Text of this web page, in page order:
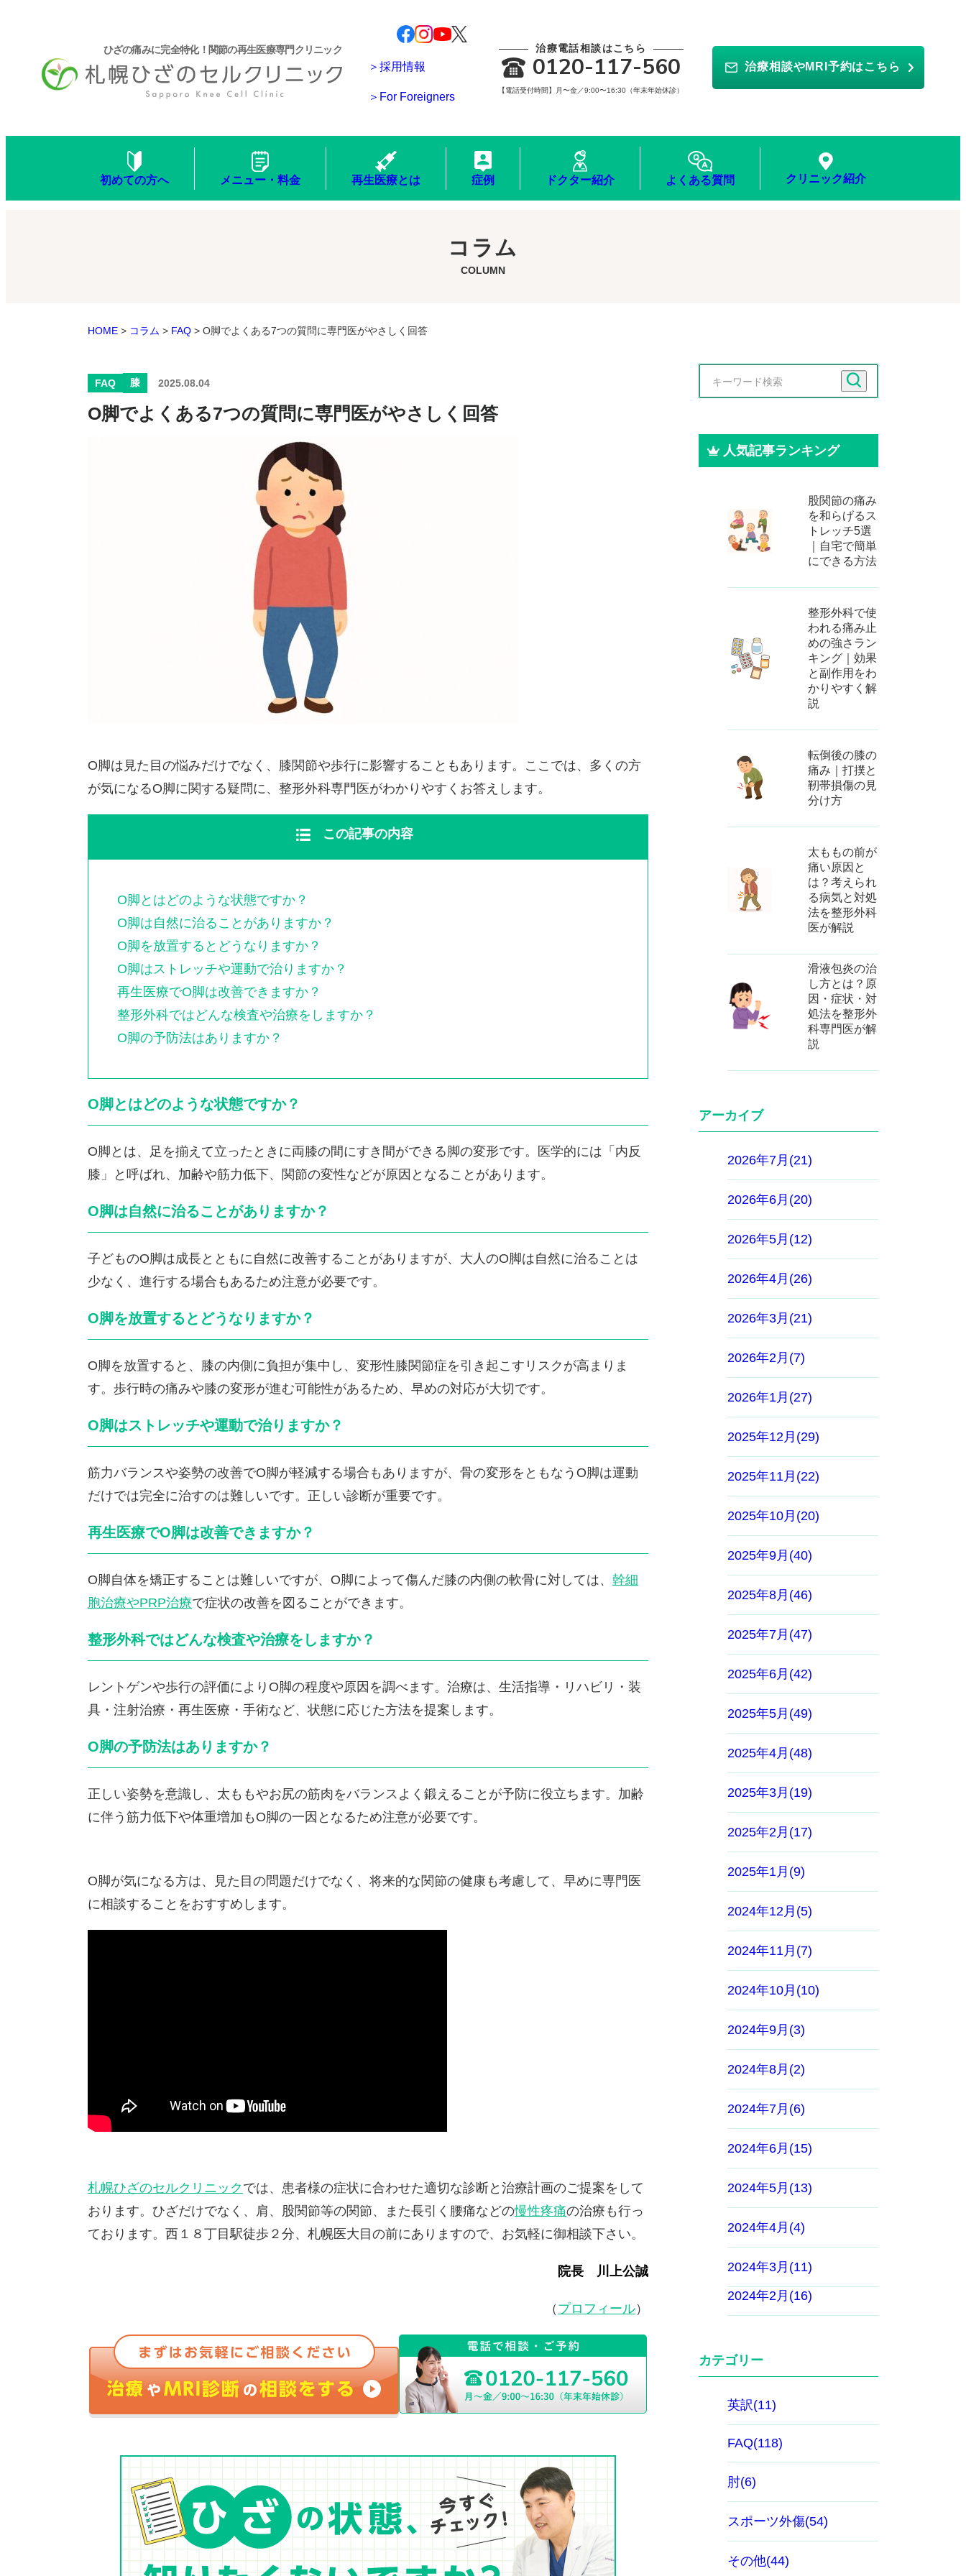
ひざの痛みに完全特化！関節の再生医療専門クリニック
＞採用情報
＞For Foreigners
治療電話相談はこちら
0120-117-560
【電話受付時間】月〜金／9:00〜16:30（年末年始休診）
治療相談やMRI予約はこちら
初めての方へ メニュー・料金 再生医療とは 症例 ドクター紹介 よくある質問 クリニック紹介
コラム
COLUMN
HOME > コラム > FAQ > O脚でよくある7つの質問に専門医がやさしく回答
FAQ 膝 2025.08.04
O脚でよくある7つの質問に専門医がやさしく回答
O脚は見た目の悩みだけでなく、膝関節や歩行に影響することもあります。ここでは、多くの方
が気になるO脚に関する疑問に、整形外科専門医がわかりやすくお答えします。
この記事の内容
O脚とはどのような状態ですか？
O脚は自然に治ることがありますか？
O脚を放置するとどうなりますか？
O脚はストレッチや運動で治りますか？
再生医療でO脚は改善できますか？
整形外科ではどんな検査や治療をしますか？
O脚の予防法はありますか？
O脚とはどのような状態ですか？
O脚とは、足を揃えて立ったときに両膝の間にすき間ができる脚の変形です。医学的には「内反
膝」と呼ばれ、加齢や筋力低下、関節の変性などが原因となることがあります。
O脚は自然に治ることがありますか？
子どものO脚は成長とともに自然に改善することがありますが、大人のO脚は自然に治ることは
少なく、進行する場合もあるため注意が必要です。
O脚を放置するとどうなりますか？
O脚を放置すると、膝の内側に負担が集中し、変形性膝関節症を引き起こすリスクが高まりま
す。歩行時の痛みや膝の変形が進む可能性があるため、早めの対応が大切です。
O脚はストレッチや運動で治りますか？
筋力バランスや姿勢の改善でO脚が軽減する場合もありますが、骨の変形をともなうO脚は運動
だけでは完全に治すのは難しいです。正しい診断が重要です。
再生医療でO脚は改善できますか？
O脚自体を矯正することは難しいですが、O脚によって傷んだ膝の内側の軟骨に対しては、 幹細
胞治療やPRP治療で症状の改善を図ることができます。
整形外科ではどんな検査や治療をしますか？
レントゲンや歩行の評価によりO脚の程度や原因を調べます。治療は、生活指導・リハビリ・装
具・注射治療・再生医療・手術など、状態に応じた方法を提案します。
O脚の予防法はありますか？
正しい姿勢を意識し、太ももやお尻の筋肉をバランスよく鍛えることが予防に役立ちます。加齢
に伴う筋力低下や体重増加もO脚の一因となるため注意が必要です。
O脚が気になる方は、見た目の問題だけでなく、将来的な関節の健康も考慮して、早めに専門医
に相談することをおすすめします。
札幌ひざのセルクリニック では、患者様の症状に合わせた適切な診断と治療計画のご提案をして
おります。ひざだけでなく、肩、股関節等の関節、また長引く腰痛などの慢性疼痛の治療も行っ
ております。西１８丁目駅徒歩２分、札幌医大目の前にありますので、お気軽に御相談下さい。
院長 川上公誠
（ プロフィール）
人気記事ランキング
股関節の痛み
を和らげるス
トレッチ5選
｜自宅で簡単
にできる方法
整形外科で使
われる痛み止
めの強さラン
キング｜効果
と副作用をわ
かりやすく解
説
転倒後の膝の
痛み｜打撲と
靭帯損傷の見
分け方
太ももの前が
痛い原因と
は？考えられ
る病気と対処
法を整形外科
医が解説
滑液包炎の治
し方とは？原
因・症状・対
処法を整形外
科専門医が解
説
アーカイブ
2026年7月(21)
2026年6月(20)
2026年5月(12)
2026年4月(26)
2026年3月(21)
2026年2月(7)
2026年1月(27)
2025年12月(29)
2025年11月(22)
2025年10月(20)
2025年9月(40)
2025年8月(46)
2025年7月(47)
2025年6月(42)
2025年5月(49)
2025年4月(48)
2025年3月(19)
2025年2月(17)
2025年1月(9)
2024年12月(5)
2024年11月(7)
2024年10月(10)
2024年9月(3)
2024年8月(2)
2024年7月(6)
2024年6月(15)
2024年5月(13)
2024年4月(4)
2024年3月(11)
2024年2月(16)
カテゴリー
英訳(11)
FAQ(118)
肘(6)
スポーツ外傷(54)
その他(44)